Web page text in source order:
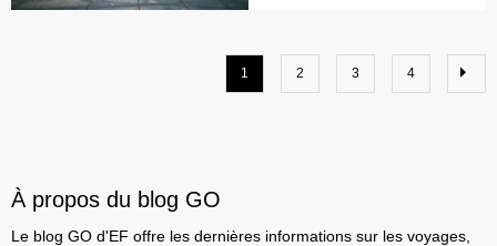
1 2 3 4
À propos du blog GO
Le blog GO d'EF offre les dernières informations sur les voyages,